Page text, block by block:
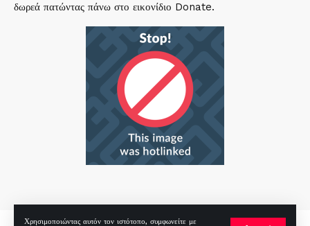
Χρησιμοποιώντας αυτόν τον ιστότοπο, συμφωνείτε με
δωρεά πατώντας πάνω στο εικονίδιο Donate.